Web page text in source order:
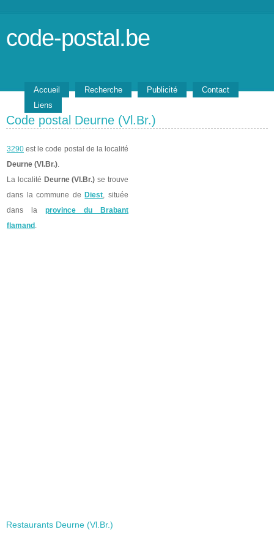
code-postal.be
Accueil Recherche Publicité
Contact
Liens
Code postal Deurne (Vl.Br.)
3290 est le code postal de la localité
Deurne (Vl.Br.).
La localité Deurne (Vl.Br.) se trouve
dans la commune de Diest, située
dans la province du Brabant
flamand .
Restaurants Deurne (Vl.Br.)